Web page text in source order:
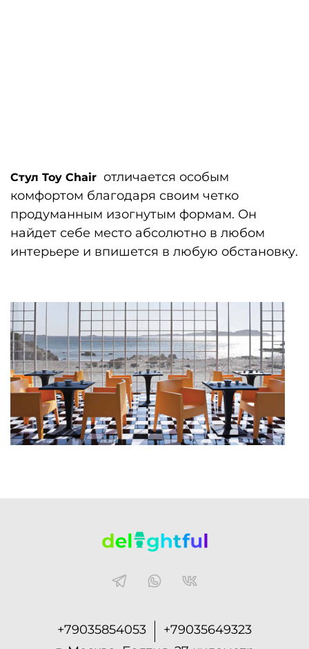
Cтул Toy Chair отличается особым
комфортом благодаря своим четко
продуманным изогнутым формам. Он
найдет себе место абсолютно в любом
интерьере и впишется в любую обстановку.
+79035854053
+79035649323